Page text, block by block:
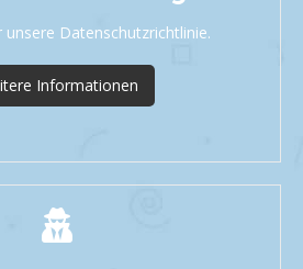
unsere Datenschutzrichtlinie.
Informationen